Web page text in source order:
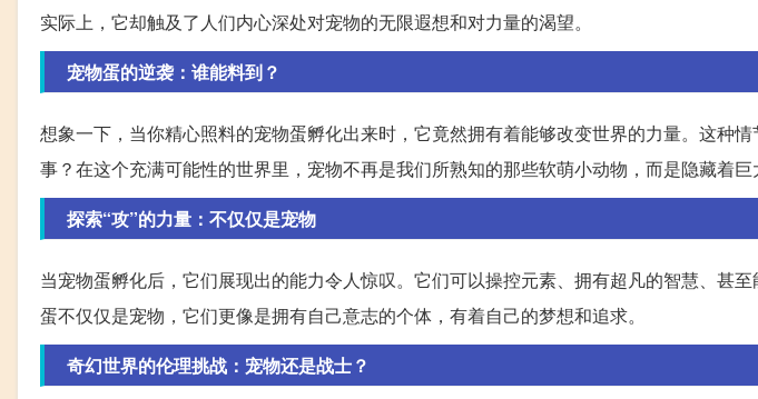
实际上，它却触及了人们内心深处对宠物的无限遐想和对力量的渴望。
宠物蛋的逆袭：谁能料到？
想象一下，当你精心照料的宠物蛋孵化出来时，它竟然拥有着能够改变世界的力量。这种
事？在这个充满可能性的世界里，宠物不再是我们所熟知的那些软萌小动物，而是隐藏着巨
探索“攻”的力量：不仅仅是宠物
当宠物蛋孵化后，它们展现出的能力令人惊叹。它们可以操控元素、拥有超凡的智慧、甚
蛋不仅仅是宠物，它们更像是拥有自己意志的个体，有着自己的梦想和追求。
奇幻世界的伦理挑战：宠物还是战士？